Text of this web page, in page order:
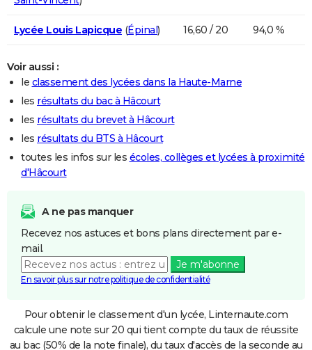
Lycée Louis Lapicque (Épinal) 16,60 / 20 94,0 %
Voir aussi :
le classement des lycées dans la Haute-Marne
les résultats du bac à Hâcourt
les résultats du brevet à Hâcourt
les résultats du BTS à Hâcourt
toutes les infos sur les écoles, collèges et lycées à proximité
d'Hâcourt
A ne pas manquer
Recevez nos astuces et bons plans directement par e-
mail.
Je m'abonne
En savoir plus sur notre politique de confidentialité
Pour obtenir le classement d'un lycée, Linternaute.com
calcule une note sur 20 qui tient compte du taux de réussite
au bac (50% de la note finale), du taux d'accès de la seconde au